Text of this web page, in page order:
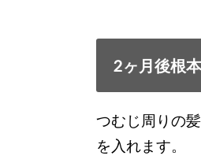
2ヶ月後根
つむじ周りの
を入れます。